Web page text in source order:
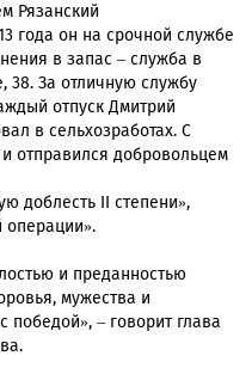
Рязанский
года он на срочной службе
в запас – служба в
38. За отличную службу
отпуск Дмитрий
в сельхозработах. С
отправился добровольцем
доблесть II степени»,
операции».
и преданностью
мужества и
– говорит глава